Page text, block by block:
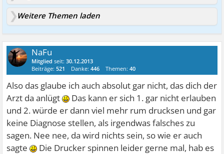
Weitere Themen laden
NaFu
Mitglied seit:30.12.2013
Beiträge:521 Danke:446 Themen:40
Also das glaube ich auch absolut gar nicht, das dich der
Arzt da anlügt
Das kann er sich 1. gar nicht erlauben
und 2. würde er dann viel mehr rum drucksen und gar
keine Diagnose stellen, als irgendwas falsches zu
sagen. Nee nee, da wird nichts sein, so wie er auch
sagte
Die Drucker spinnen leider gerne mal, hab es